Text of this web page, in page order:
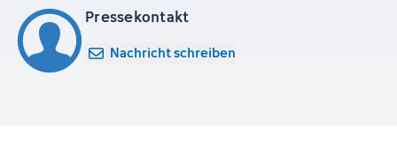
Pressekontakt
Nachricht schreiben